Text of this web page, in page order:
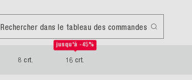
Rechercher dans le tableau des commandes
8 crt.
jusqu'à -45%
16 crt.